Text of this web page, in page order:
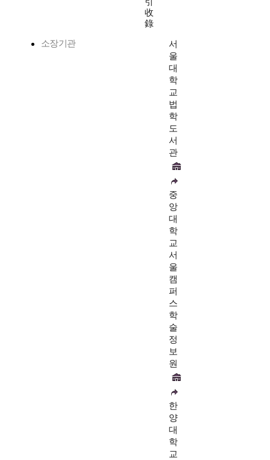
引
收
錄
소장기관
서
울
대
학
교
법
학
도
서
관
중
앙
대
학
교
서
울
캠
퍼
스
학
술
정
보
원
한
양
대
학
교